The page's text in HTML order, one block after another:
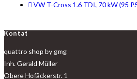
VW T-Cross 1.6 TDI, 70 kW (95
Kontat
quattro shop by gmg
Inh. Gerald Müller
Obere Hofäckerstr. 1